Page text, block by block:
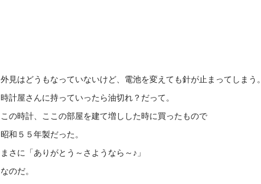
外見はどうもなっていないけど、電池を変えても針が止まってしまう。
時計屋さんに持っていったら油切れ？だって。
この時計、ここの部屋を建て増しした時に買ったもので
昭和５５年製だった。
まさに「ありがとう～さようなら～♪」
なのだ。